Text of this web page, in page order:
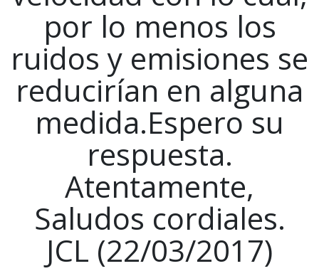
por lo menos los
ruidos y emisiones se
reducirían en alguna
medida.Espero su
respuesta.
Atentamente,
Saludos cordiales.
JCL (22/03/2017)